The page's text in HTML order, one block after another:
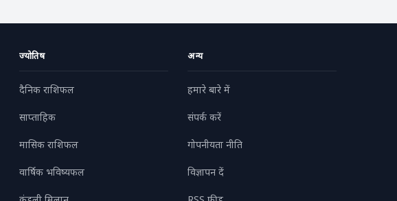
ज्योतिष
दैनिक राशिफल
साप्ताहिक
मासिक राशिफल
वार्षिक भविष्यफल
अन्य
हमारे बारे में
संपर्क करें
गोपनीयता नीति
विज्ञापन दें